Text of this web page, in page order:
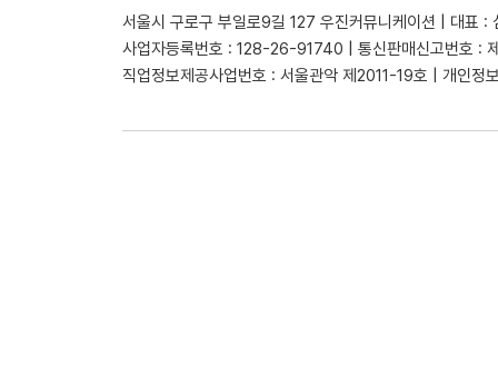
서울시 구로구 부일로9길 127 우진커뮤니케이션 | 대표 :
사업자등록번호 : 128-26-91740 | 통신판매신고번호 :
직업정보제공사업번호 : 서울관악 제2011-19호 | 개인정